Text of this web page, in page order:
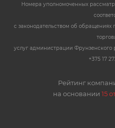
Номера уполномоченных
с законодательством об
услуг администрации Фрунзенского
+375 17
Рейтинг
на основании 15